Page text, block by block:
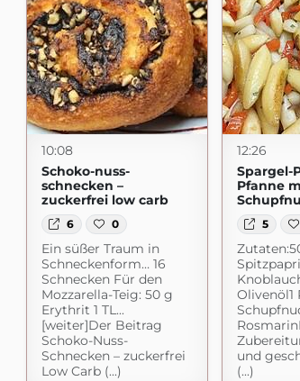
10:08
Schoko-nuss-
schnecken –
zuckerfrei low carb
6 0
Ein süßer Traum in
Schneckenform… 16
Schnecken Für den
Mozzarella-Teig: 50 g
Erythrit 1 TL...
[weiter]Der Beitrag
Schoko-Nuss-
Schnecken – zuckerfrei
Low Carb (...)
12:26
Spargel-
Pfanne
5
Olivenöl1
und
(...)